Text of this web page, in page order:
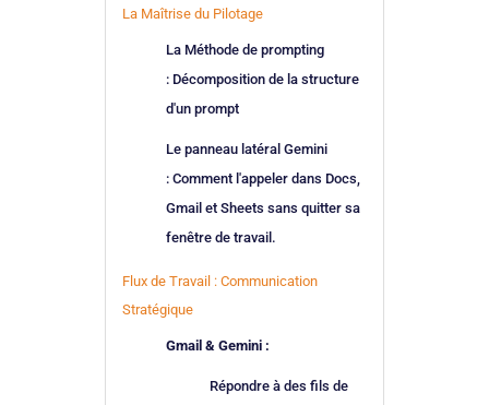
La Maîtrise du Pilotage
La Méthode de prompting
: Décomposition de la structure
d'un prompt
Le panneau latéral Gemini
: Comment l'appeler dans Docs,
Gmail et Sheets sans quitter sa
fenêtre de travail.
Flux de Travail : Communication
Stratégique
Gmail & Gemini :
Répondre à des fils de